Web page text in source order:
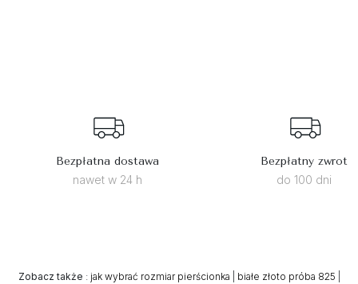
Bezpłatna dostawa
nawet w 24 h
Bezpłatny zwrot
do 100 dni
Zobacz także : jak wybrać rozmiar pierścionka białe złoto próba 825